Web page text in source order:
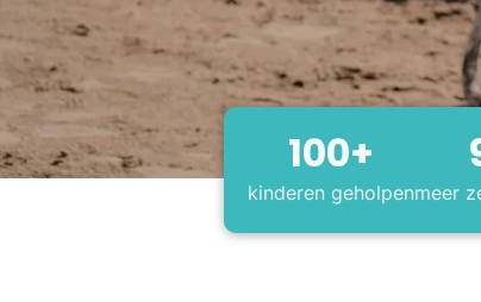
kinderen geholpen
100+
meer